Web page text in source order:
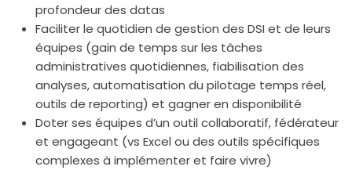
profondeur des datas
Faciliter le quotidien de gestion des DSI et de leurs
équipes (gain de temps sur les tâches
administratives quotidiennes, fiabilisation des
analyses, automatisation du pilotage temps réel,
outils de reporting) et gagner en disponibilité
Doter ses équipes d’un outil collaboratif, fédérateur
et engageant (vs Excel ou des outils spécifiques
complexes à implémenter et faire vivre)